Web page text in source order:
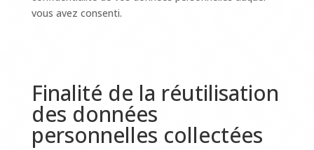
vous avez consenti.
Finalité de la réutilisation
des données
personnelles collectées